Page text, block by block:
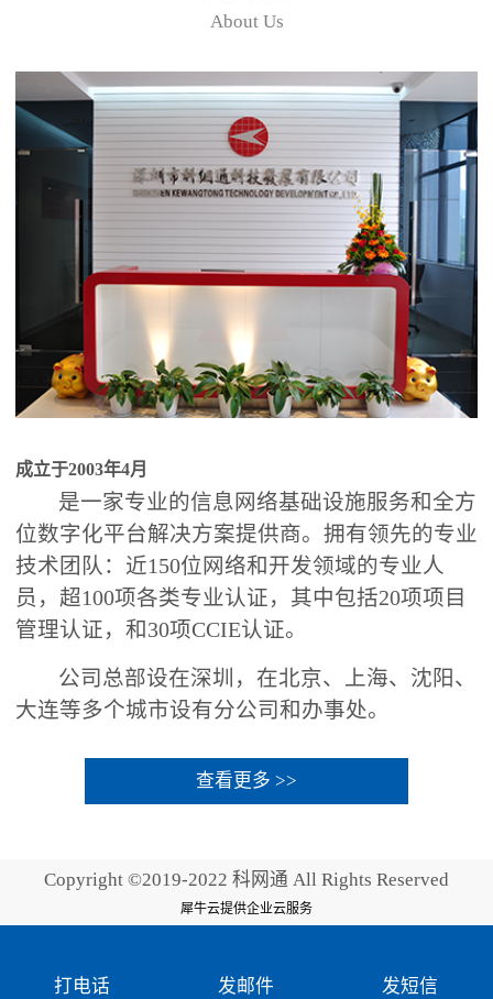
About Us
成立于2003年4月
是一家专业的信息网络基础设施服务和全方
位数字化平台解决方案提供商。拥有领先的专业
技术团队：近150位网络和开发领域的专业人
员，超100项各类专业认证，其中包括20项项目
管理认证，和30项CCIE认证。
公司总部设在深圳，在北京、上海、沈阳、
大连等多个城市设有分公司和办事处。
查看更多 >>
Copyright ©2019-2022 科网通 All Rights Reserved
犀牛云提供企业云服务
打电话 发邮件 发短信